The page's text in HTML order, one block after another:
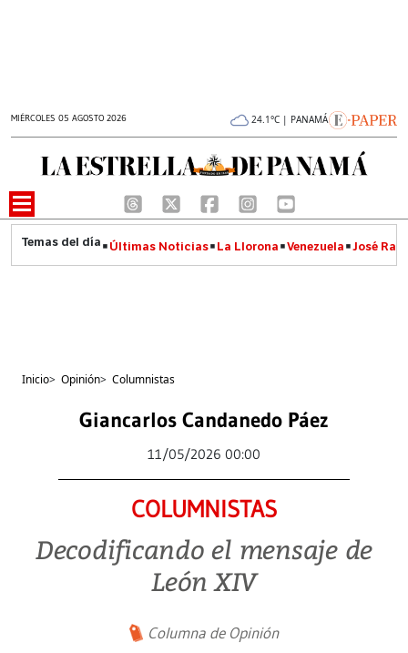
MIÉRCOLES 05 AGOSTO 2026 24.1°C | PANAMÁ
Últimas Noticias La Llorona Venezuela José
Inicio> Opinión> Columnistas
Giancarlos Candanedo Páez
11/05/2026 00:00
COLUMNISTAS
Decodificando el mensaje de
León XIV
Columna de Opinión